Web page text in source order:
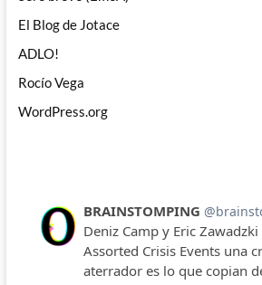
El Blog de Jotace
ADLO!
Rocío Vega
WordPress.org